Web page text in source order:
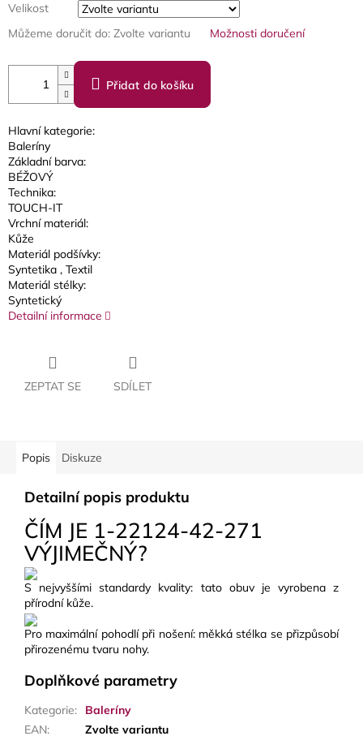
Velikost
Můžeme doručit do: Zvolte variantu Možnosti doručení
Přidat do košíku
Hlavní kategorie:
Baleríny
Základní barva:
BÉŽOVÝ
Technika:
TOUCH-IT
Vrchní materiál:
Kůže
Materiál podšívky:
Syntetika , Textil
Materiál stélky:
Syntetický
Detailní informace
ZEPTAT SE SDÍLET
Popis Diskuze
Detailní popis produktu
ČÍM JE 1-22124-42-271
VÝJIMEČNÝ?
S nejvyššími standardy kvality: tato obuv je vyrobena z
přírodní kůže.
Pro maximální pohodlí při nošení: měkká stélka se přizpůsobí
přirozenému tvaru nohy.
Doplňkové parametry
Kategorie:
Baleríny
EAN: Zvolte variantu